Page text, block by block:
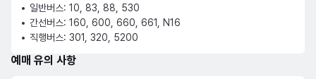
일반버스: 10, 83, 88, 530
간선버스: 160, 600, 660, 661, N16
직행버스: 301, 320, 5200
예매 유의 사항